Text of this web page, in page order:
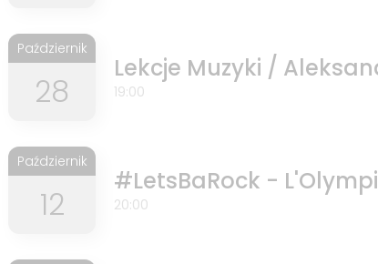
Październik
28
Lekcje Muzyki /
19:00
Październik
12
#LetsBaRock -
20:00